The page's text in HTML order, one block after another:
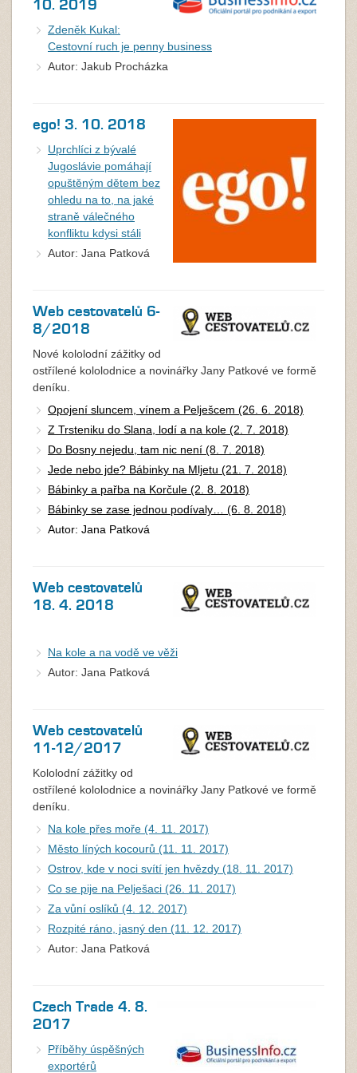
10. 2019
Zdeněk Kukal:
Cestovní ruch je penny business
Autor: Jakub Procházka
ego! 3. 10. 2018
Uprchlíci z bývalé
Jugoslávie pomáhají
opuštěným dětem bez
ohledu na to, na jaké
straně válečného
konfliktu kdysi stáli
Autor: Jana Patková
Web cestovatelů 6-
8/2018
Nové kololodní zážitky od
ostřílené kololodnice a novinářky Jany Patkové ve formě
deníku.
Opojení sluncem, vínem a Pelješcem (26. 6. 2018)
Z Trsteniku do Slana, lodí a na kole (2. 7. 2018)
Do Bosny nejedu, tam nic není (8. 7. 2018)
Jede nebo jde? Bábinky na Mljetu (21. 7. 2018)
Bábinky a pařba na Korčule (2. 8. 2018)
Bábinky se zase jednou podívaly… (6. 8. 2018)
Autor: Jana Patková
Web cestovatelů
18. 4. 2018
Na kole a na vodě ve věži
Autor: Jana Patková
Web cestovatelů
11-12/2017
Kololodní zážitky od
ostřílené kololodnice a novinářky Jany Patkové ve formě
deníku.
Na kole přes moře (4. 11. 2017)
Město líných kocourů (11. 11. 2017)
Ostrov, kde v noci svítí jen hvězdy (18. 11. 2017)
Co se pije na Pelješaci (26. 11. 2017)
Za vůní oslíků (4. 12. 2017)
Rozpité ráno, jasný den (11. 12. 2017)
Autor: Jana Patková
Czech Trade 4. 8.
2017
Příběhy úspěšných
exportérů